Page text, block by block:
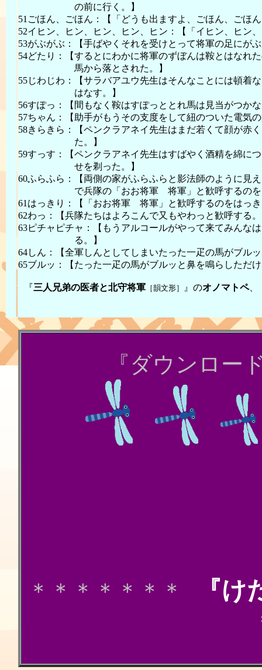
の前に行く。】
51ごほん、ごほん：【「どうも出ますよ、ごほん、ごほ
52イヒン、ヒン、ヒン、ヒン、ヒン：【「イヒン、ヒン
53がぶがぶ：【手ばやくそれを受けとって将軍の足にが
54どたり：【するとにわかに将軍のずぼんは鞍とはなれ
馬から落とされた。】
55じわじわ：【サラバアユウ先生はそんなことには頓着
はなす。】
56すぽっ：【間もなく鞍はすぽっととれ馬は見当がつか
57ちゃん：【助手がもうその支度をして紐のついた電気
58きらきら：【ペンクラアネイ先生はまだ若くて顔が赤
た。】
59すっす：【ペンクラアネイ先生はすばやく酒精を綿に
せを剃った。】
60ふらふら：【両側の家がふらふらと影法師のように見
で兵隊の「おお将軍 将軍」と歓呼するのをは
61はっきり：【「おお将軍 将軍」と歓呼するのをはっ
62わっ：【兵隊たちはよろこんで又もやわっと歓呼する
63ピチャピチャ：【もうアルコールがやって来てみんな
る。】
64しん：【全軍しんとしてしまいたった一疋の馬がブル
65ブルッ：【たった一疋の馬がブルッと鼻を鳴らしただ
『三人兄弟の医者と北守将軍 ［韻文形］ 』のオノマトペ、
『ダウンロー
＊＊＊＊＊＊＊ 『